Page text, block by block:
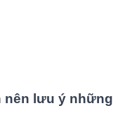
nên lưu ý những